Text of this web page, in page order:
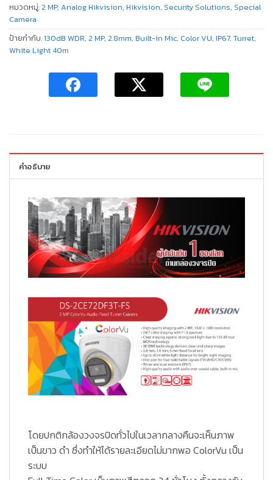
หมวดหมู่:2 MP, Analog Hikvision, Hikvision, Security Solutions, Special
Camera
ป้ายกำกับ:130dB WDR, 2 MP, 2.8mm, Built-in Mic, Color VU, IP67, Turret,
White Light 40m
คำอธิบาย
โดยปกติกล้องวงจรปิดทั่วไปในเวลากลางคืนจะเห็นภาพ
เป็นขาว ดำ ซึ่งทำให้ได้รายละเอียดไม่มากพอ ColorVu เป็น
ระบบ